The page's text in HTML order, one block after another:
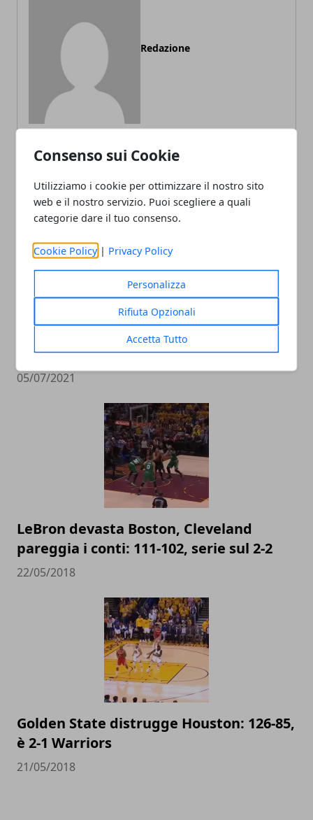
Consenso sui Cookie
Utilizziamo i cookie per ottimizzare il nostro sito
web e il nostro servizio. Puoi scegliere a quali
categorie dare il tuo consenso.
Cookie Policy | Privacy Policy
Personalizza
Rifiuta Opzionali
Accetta Tutto
Redazione
ARTICOLI CORRELATI
I paperoni della NBA: il vorticoso e
redditizio business di LeBron James
05/07/2021
LeBron devasta Boston, Cleveland
pareggia i conti: 111-102, serie sul 2-2
22/05/2018
Golden State distrugge Houston: 126-85,
è 2-1 Warriors
21/05/2018